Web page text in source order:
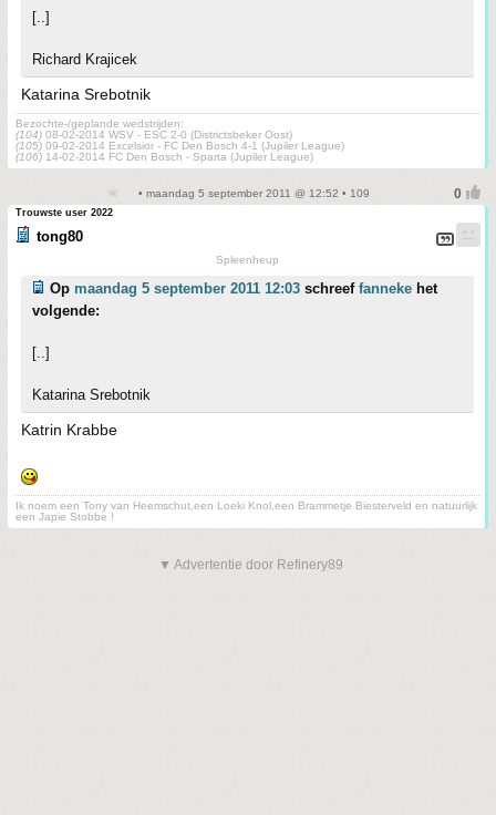
[..]
Richard Krajicek
Katarina Srebotnik
Bezochte-/geplande wedstrijden:
(104) 08-02-2014 WSV - ESC 2-0 (Districtsbeker Oost)
(105) 09-02-2014 Excelsior - FC Den Bosch 4-1 (Jupiler League)
(106) 14-02-2014 FC Den Bosch - Sparta (Jupiler League)
• maandag 5 september 2011 @ 12:52 • 109
Trouwste user 2022
tong80
Spleenheup
Op maandag 5 september 2011 12:03 schreef fanneke het
volgende:
[..]
Katarina Srebotnik
Katrin Krabbe
Ik noem een Tony van Heemschut,een Loeki Knol,een Brammetje Biesterveld en natuurlijk
een Japie Stobbe !
▼ Advertentie door Refinery89